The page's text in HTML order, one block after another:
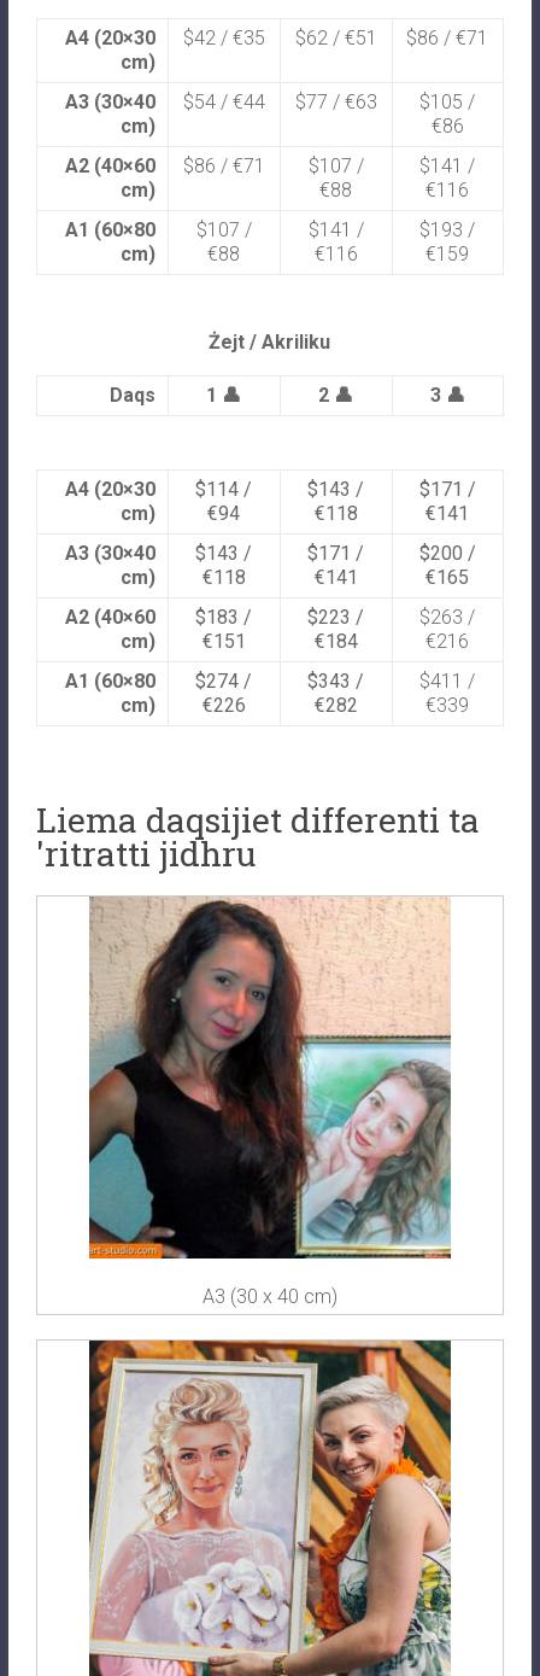
A4 (20×30
cm)
$42 / €35 $62 / €51 $86 / €71
A3 (30×40
cm)
$54 / €44 $77 / €63
$105 /
€86
A2 (40×60
cm)
$86 / €71
$107 /
€88
$141 /
€116
A1 (60×80
cm)
$107 /
€88
$141 /
€116
$193 /
€159
Żejt / Akriliku
Daqs 1 👤 2 👤 3 👤
A4 (20×30
cm)
$114 /
€94
$143 /
€118
$171 /
€141
A3 (30×40
cm)
$143 /
€118
$171 /
€141
$200 /
€165
A2 (40×60
cm)
$183 /
€151
$223 /
€184
$263 /
€216
A1 (60×80
cm)
$274 /
€226
$343 /
€282
$411 /
€339
Liema daqsijiet differenti ta
'ritratti jidhru
A3 (30 x 40 cm)